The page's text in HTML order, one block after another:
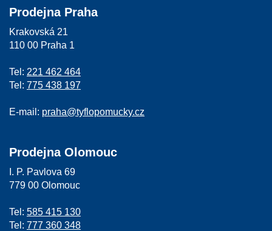
Prodejna Praha
Krakovská 21
110 00 Praha 1
Tel: 221 462 464
Tel: 775 438 197
E-mail: praha@tyflopomucky.cz
Prodejna Olomouc
I. P. Pavlova 69
779 00 Olomouc
Tel: 585 415 130
Tel: 777 360 348